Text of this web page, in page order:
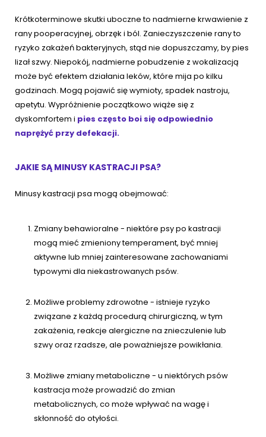
Krótkoterminowe skutki uboczne to nadmierne krwawienie z
rany pooperacyjnej, obrzęk i ból. Zanieczyszczenie rany to
ryzyko zakażeń bakteryjnych, stąd nie dopuszczamy, by pies
lizał szwy. Niepokój, nadmierne pobudzenie z wokalizacją
może być efektem działania leków, które mija po kilku
godzinach. Mogą pojawić się wymioty, spadek nastroju,
apetytu. Wypróżnienie początkowo wiąże się z
dyskomfortem i pies często boi się odpowiednio
naprężyć przy defekacji.
JAKIE SĄ MINUSY KASTRACJI PSA?
Minusy kastracji psa mogą obejmować:
Zmiany behawioralne - niektóre psy po kastracji
mogą mieć zmieniony temperament, być mniej
aktywne lub mniej zainteresowane zachowaniami
typowymi dla niekastrowanych psów.
Możliwe problemy zdrowotne - istnieje ryzyko
związane z każdą procedurą chirurgiczną, w tym
zakażenia, reakcje alergiczne na znieczulenie lub
szwy oraz rzadsze, ale poważniejsze powikłania.
Możliwe zmiany metaboliczne - u niektórych psów
kastracja może prowadzić do zmian
metabolicznych, co może wpływać na wagę i
skłonność do otyłości.